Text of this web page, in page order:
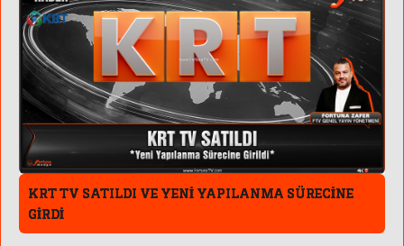
KRT TV SATILDI VE YENİ YAPILANMA SÜRECİNE
GİRDİ